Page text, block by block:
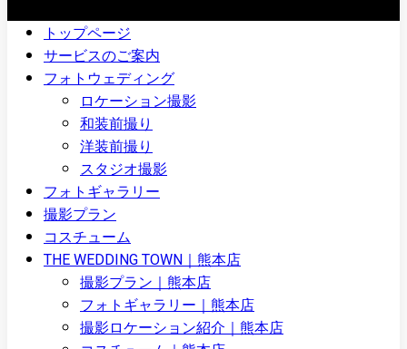
トップページ
サービスのご案内
フォトウェディング
ロケーション撮影
和装前撮り
洋装前撮り
スタジオ撮影
フォトギャラリー
撮影プラン
コスチューム
THE WEDDING TOWN｜熊本店
撮影プラン｜熊本店
フォトギャラリー｜熊本店
撮影ロケーション紹介｜熊本店